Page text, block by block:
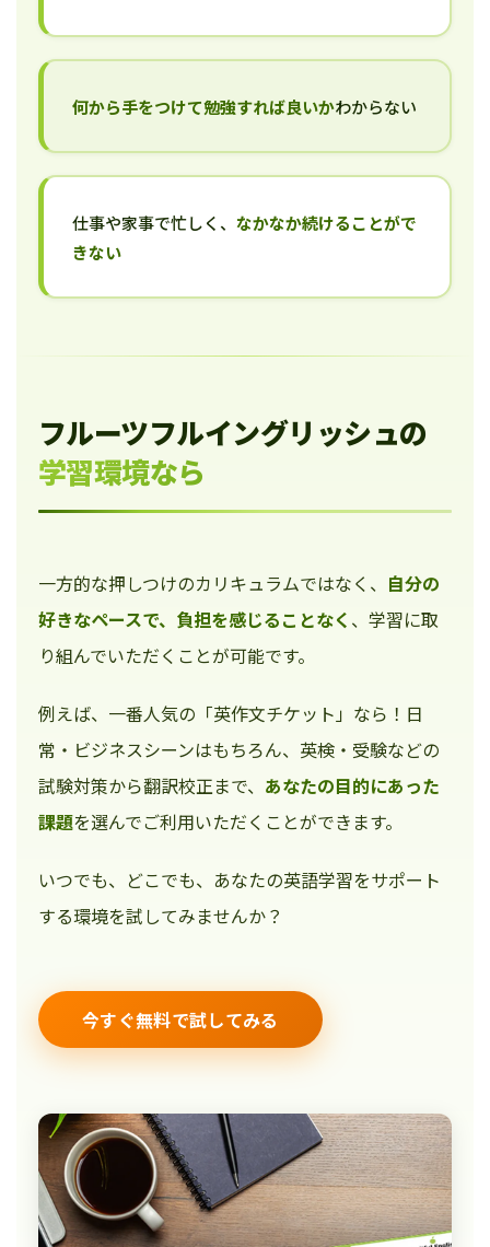
何から手をつけて勉強すれば良いかわからない
仕事や家事で忙しく、 なかなか続けることがで
きない
フルーツフルイングリッシュの
学習環境なら
一方的な押しつけのカリキュラムではなく、 自分の
好きなペースで、負担を感じることなく 、学習に取
り組んでいただくことが可能です。
例えば、一番人気の「英作文チケット」なら！日
常・ビジネスシーンはもちろん、英検・受験などの
試験対策から翻訳校正まで、 あなたの目的にあった
課題を選んでご利用いただくことができます。
いつでも、どこでも、あなたの英語学習をサポート
する環境を試してみませんか？
今すぐ無料で試してみる